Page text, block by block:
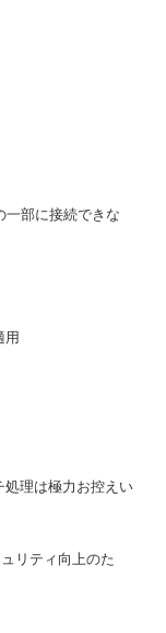
一部に接続できな
用
理は極力お控えい
リティ向上のた